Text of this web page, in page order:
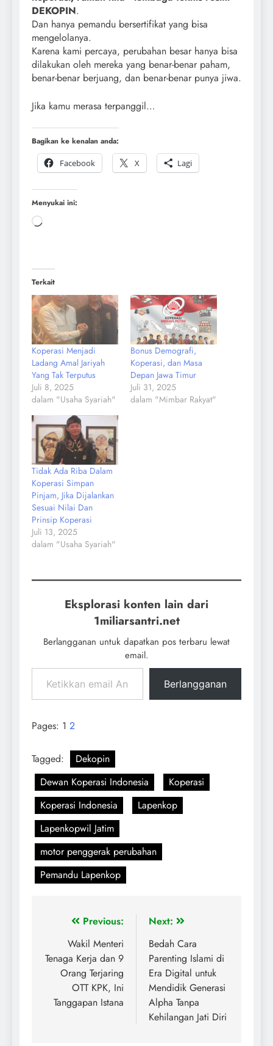
DEKOPIN.
Dan hanya pemandu bersertifikat yang bisa
mengelolanya.
Karena kami percaya, perubahan besar hanya bisa
dilakukan oleh mereka yang benar-benar paham,
benar-benar berjuang, dan benar-benar punya jiwa.
Jika kamu merasa terpanggil…
Bagikan ke kenalan anda:
Facebook
X Lagi
Menyukai ini:
Terkait
Koperasi Menjadi
Ladang Amal Jariyah
Yang Tak Terputus
Juli 8, 2025
dalam "Usaha Syariah"
Bonus Demografi,
Koperasi, dan Masa
Depan Jawa Timur
Juli 31, 2025
dalam "Mimbar Rakyat"
Tidak Ada Riba Dalam
Koperasi Simpan
Pinjam, Jika Dijalankan
Sesuai Nilai Dan
Prinsip Koperasi
Juli 13, 2025
dalam "Usaha Syariah"
Eksplorasi konten lain dari
1miliarsantri.net
Berlangganan untuk dapatkan pos terbaru lewat
email.
Berlangganan
Pages: 1 2
Tagged:
Dekopin
Dewan Koperasi Indonesia
Koperasi
Koperasi Indonesia
Lapenkop
Lapenkopwil Jatim
motor penggerak perubahan
Pemandu Lapenkop
Previous:
Wakil Menteri
Tenaga Kerja dan 9
Orang Terjaring
OTT KPK, Ini
Tanggapan Istana
Next:
Bedah Cara
Parenting Islami di
Era Digital untuk
Mendidik Generasi
Alpha Tanpa
Kehilangan Jati Diri